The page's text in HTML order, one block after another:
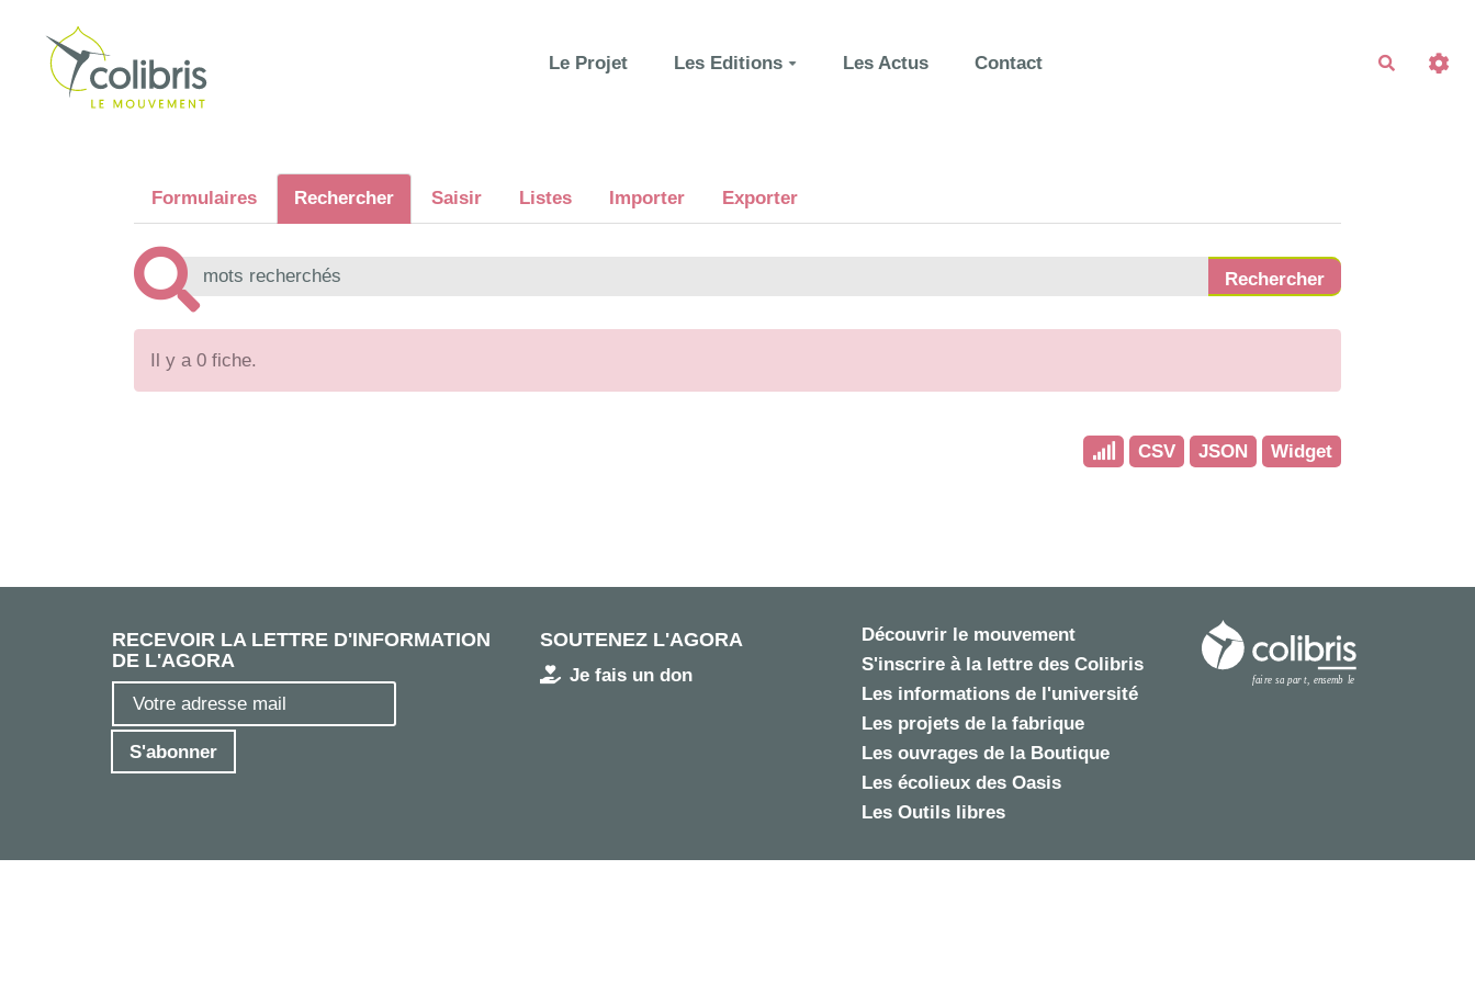
Le Projet Les Editions Les Actus Contact
Formulaires Rechercher Saisir Listes Importer Exporter
Il y a 0 fiche.
CSV JSON Widget
RECEVOIR LA LETTRE D'INFORMATION
DE L'AGORA
S'abonner
SOUTENEZ L'AGORA
Je fais un don
Découvrir le mouvement
S'inscrire à la lettre des Colibris
Les informations de l'université
Les projets de la fabrique
Les ouvrages de la Boutique
Les écolieux des Oasis
Les Outils libres